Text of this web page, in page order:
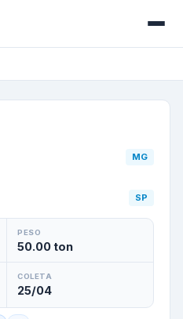
MG
SP
PESO
50.00ton
COLETA
25/04